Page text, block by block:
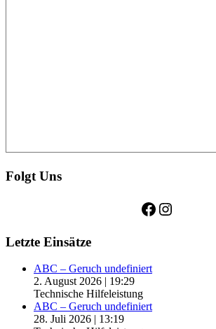
Folgt Uns
Facebook
Instagram
Letzte Einsätze
ABC – Geruch undefiniert
2. August 2026 | 19:29
Technische Hilfeleistung
ABC – Geruch undefiniert
28. Juli 2026 | 13:19